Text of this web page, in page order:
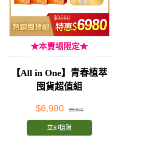
★本賣場限定★
【All in One】青春植萃
囤貨超值組
$6,980 $9,660
立即搶購